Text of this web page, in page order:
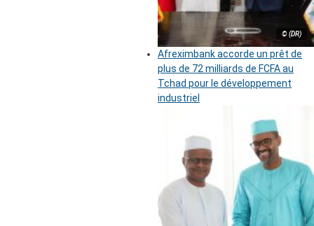
© (DR)
Afreximbank accorde un prêt de
plus de 72 milliards de FCFA au
Tchad pour le développement
industriel